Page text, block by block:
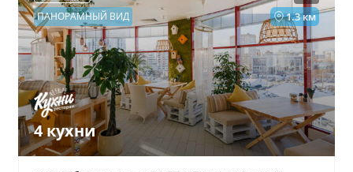
1.3 км
ПАНОРАМНЫЙ ВИД
4 кухни